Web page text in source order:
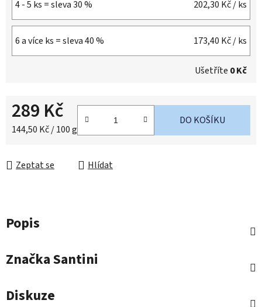
4 - 5 ks = sleva 30 % 202,30 Kč/ ks
6 a více ks = sleva 40 % 173,40 Kč/ ks
Ušetříte 0 Kč
289 Kč
Měrná cena:
144,50 Kč / 100 g
DO KOŠÍKU
Zeptat se Hlídat
Popis
ZnačkaSantini
Diskuze